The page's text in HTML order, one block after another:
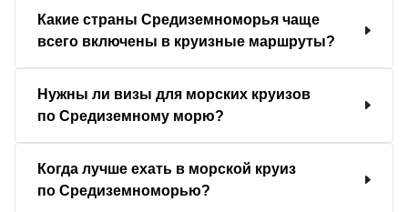
Какие страны Средиземноморья чаще
всего включены в круизные маршруты?
Нужны ли визы для морских круизов
по Средиземному морю?
Когда лучше ехать в морской круиз
по Средиземноморью?